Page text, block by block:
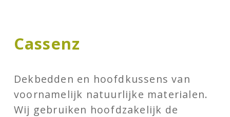
Cassenz
Dekbedden en hoofdkussens van
voornamelijk natuurlijke materialen.
Wij gebruiken hoofdzakelijk de